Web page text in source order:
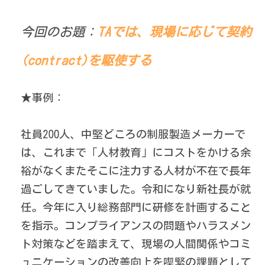
今回のお題： TAでは、現場に応じて契約
(contract)を駆使する
★事例：
社員200人、中堅どころの制服製造メーカーで
は、これまで「人材教育」にコストをかける余
裕がなくまたそこに注力する人材が不在で長年
過ごしてきていました。令和になり新社長が就
任。今年に入り総務部門に研修を計画すること
を指示。コンプライアンスの問題やハラスメン
ト対策などを踏まえて、現場の人間関係やコミ
ュニケーションの改善向上を喫緊の課題として